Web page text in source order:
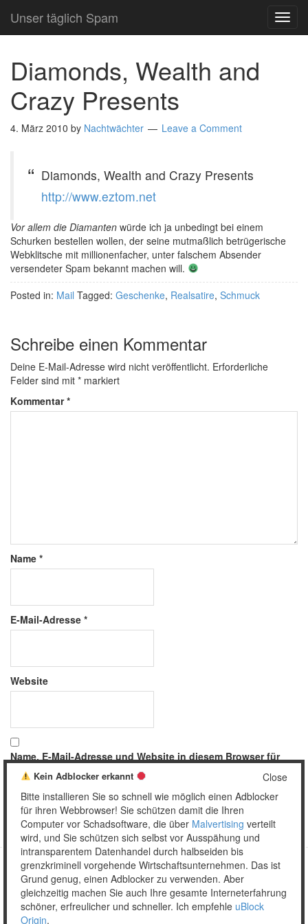
Unser täglich Spam
Diamonds, Wealth and
Crazy Presents
4. März 2010 by Nachtwächter Leave a Comment
Diamonds, Wealth and Crazy Presents
http://www.eztom.net
Vor allem die Diamanten würde ich ja unbedingt bei einem
Schurken bestellen wollen, der seine mutmaßlich betrügerische
Webklitsche mit millionenfacher, unter falschem Absender
versendeter Spam bekannt machen will.
Posted in: Mail Tagged: Geschenke, Realsatire, Schmuck
Schreibe einen Kommentar
Deine E-Mail-Adresse wird nicht veröffentlicht. Erforderliche
Felder sind mit * markiert
Kommentar*
Name *
E-Mail-Adresse *
Website
Name, E-Mail-Adresse und Website in diesem Browser für
meinen nächsten Kommentar speichern.
Copyright © 2026 Unser täglich Spam.
MobileWordPress Theme by themehall.com
Close
Kein Adblocker erkannt
Bitte installieren Sie so schnell wie möglich einen Adblocker
für ihren Webbrowser! Sie schützen damit die Ihren
Computer vor Schadsoftware, die über Malvertising verteilt
wird, und Sie schützen sich selbst vor Ausspähung und
intransparentem Datenhandel durch halbseiden bis
grenzkriminell vorgehende Wirtschaftsunternehmen. Das ist
Grund genug, einen Adblocker zu verwenden. Aber
gleichzeitig machen Sie auch Ihre gesamte Interneterfahrung
schöner, erfreulicher und schneller. Ich empfehle uBlock
Origin.